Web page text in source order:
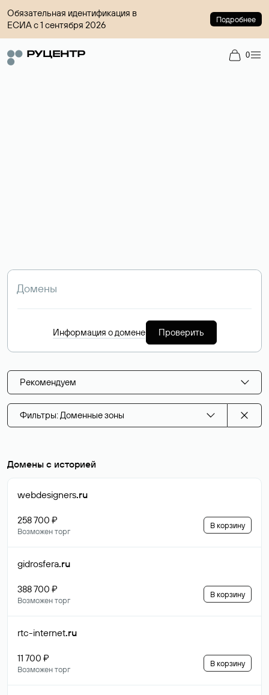
Обязательная идентификация в
ЕСИА с 1 сентября 2026
Подробнее
0
Информация о домене Проверить
Рекомендуем
Фильтры: Доменные зоны
Домены с историей
webdesigners.ru
258 700 ₽
Возможен торг
В корзину
gidrosfera.ru
388 700 ₽
Возможен торг
В корзину
rtc-internet.ru
11 700 ₽
Возможен торг
В корзину